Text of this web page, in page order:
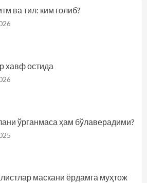
ва тил: ким ғолиб?
хавф остида
ўрганмаса ҳам бўлаверадими?
маскани ёрдамга муҳтож